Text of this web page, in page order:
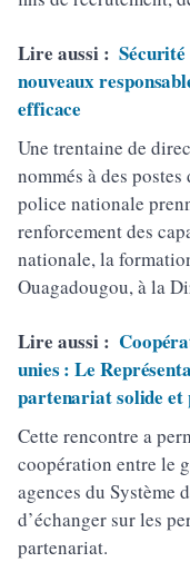
Lire aussi :
nouveaux
efficace
Une trentaine de
nommés à des
police nationale
renforcement des
nationale, la
Ouagadougou, à la
Lire aussi :
unies : Le
partenariat solide et
Cette rencontre a
coopération entre le
agences du Système
d’échanger sur les
partenariat.